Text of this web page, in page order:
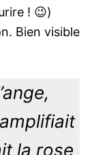
! 😉)
Bien visible
la rose